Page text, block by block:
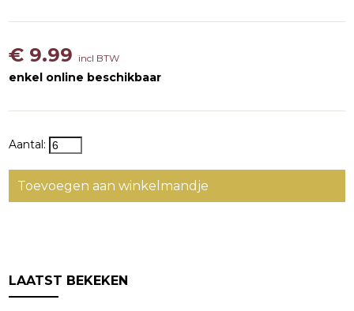
€ 9.99 incl BTW
enkel online beschikbaar
Aantal:
Toevoegen aan winkelmandje
LAATST BEKEKEN